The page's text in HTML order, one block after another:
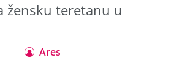
žensku teretanu u
Ares